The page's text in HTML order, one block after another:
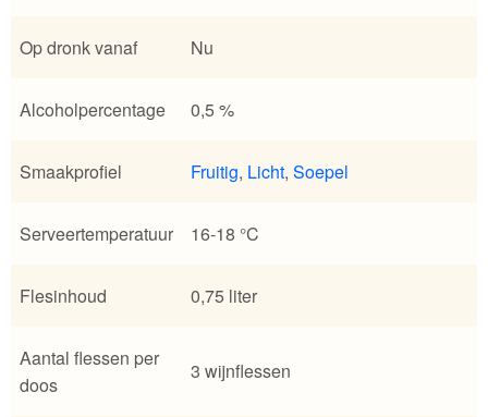
Op dronk vanaf Nu
Alcoholpercentage 0,5 %
Smaakprofiel Fruitig, Licht, Soepel
Serveertemperatuur 16-18 °C
Flesinhoud 0,75 liter
Aantal flessen per
doos
3 wijnflessen